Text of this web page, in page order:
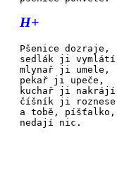
H+
Pšenice dozraje,
sedlák ji
mlynař ji umele,
pekař ji upeče,
kuchař ji
číšník ji
roznese
a tobě, píšťalko,
nedají nic.